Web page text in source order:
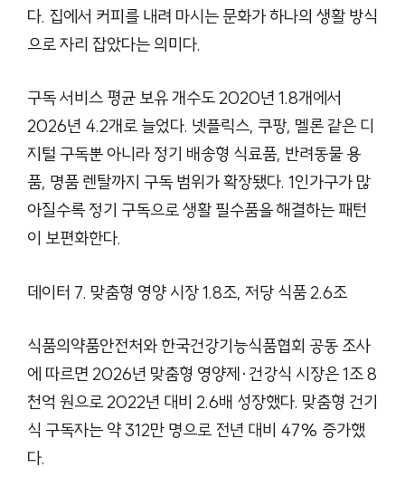
다. 집에서 커피를 내려 마시는 문화가 하나의 생활 방식
으로 자리 잡았다는 의미다.
구독 서비스 평균 보유 개수도 2020년 1.8개에서
2026년 4.2개로 늘었다. 넷플릭스, 쿠팡, 멜론 같은 디
지털 구독뿐 아니라 정기 배송형 식료품, 반려동물 용
품, 명품 렌탈까지 구독 범위가 확장됐다. 1인가구가 많
아질수록 정기 구독으로 생활 필수품을 해결하는 패턴
이 보편화한다.
데이터 7. 맞춤형 영양 시장 1.8조, 저당 식품 2.6조
식품의약품안전처와 한국건강기능식품협회 공동 조사
에 따르면 2026년 맞춤형 영양제·건강식 시장은 1조 8
천억 원으로 2022년 대비 2.6배 성장했다. 맞춤형 건기
식 구독자는 약 312만 명으로 전년 대비 47% 증가했
다.